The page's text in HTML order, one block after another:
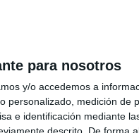
para nosotros
y/o accedemos a
personalizado, medición de
e identificación mediante
© 2003-2026